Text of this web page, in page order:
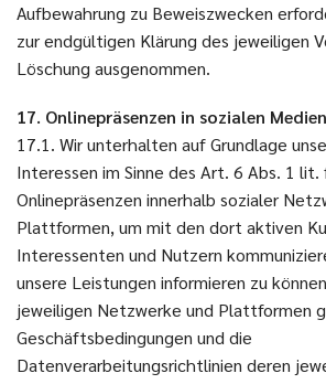
Aufbewahrung zu Beweiszwecken
zur endgültigen Klärung des jeweiligen
Löschung ausgenommen.
17. Onlinepräsenzen in sozialen Medien
17.1. Wir unterhalten auf Grundlage
Interessen im Sinne des Art. 6 Abs. 1 lit.
Onlinepräsenzen innerhalb sozialer
Plattformen, um mit den dort aktiven
Interessenten und Nutzern
unsere Leistungen informieren zu
jeweiligen Netzwerke und Plattformen
Geschäftsbedingungen und die
Datenverarbeitungsrichtlinien deren